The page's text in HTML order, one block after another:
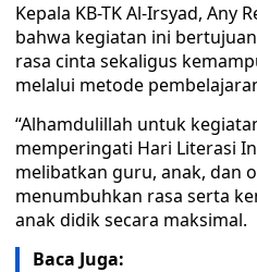
Kepala KB-TK Al-Irsyad, Any
bahwa kegiatan ini
rasa cinta sekaligus
melalui metode
“Alhamdulillah untuk
memperingati Hari Literasi
melibatkan guru, anak, dan
menumbuhkan rasa serta
anak didik secara maksimal.
Baca Juga: